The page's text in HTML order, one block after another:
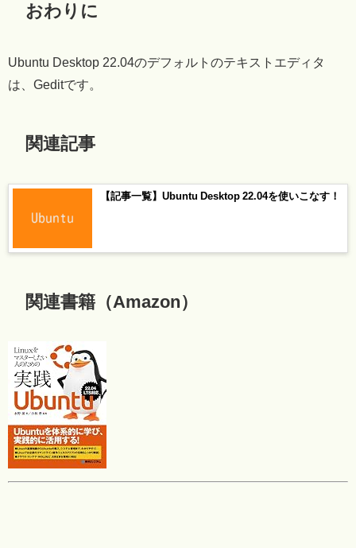
おわりに
Ubuntu Desktop 22.04のデフォルトのテキストエディタ
は、Geditです。
関連記事
【記事一覧】Ubuntu Desktop 22.04を使いこなす！
関連書籍（Amazon）